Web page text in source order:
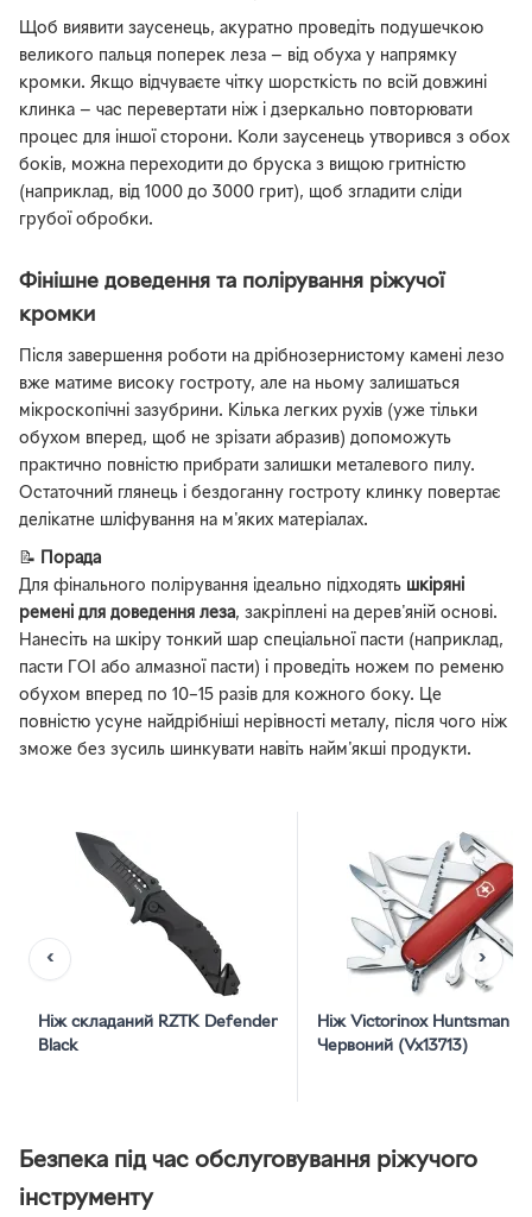
Щоб виявити заусенець, акуратно проведіть подушечкою
великого пальця поперек леза — від обуха у напрямку
кромки. Якщо відчуваєте чітку шорсткість по всій довжині
клинка — час перевертати ніж і дзеркально повторювати
процес для іншої сторони. Коли заусенець утворився з обох
боків, можна переходити до бруска з вищою гритністю
(наприклад, від 1000 до 3000 грит), щоб згладити сліди
грубої обробки.
Фінішне доведення та полірування ріжучої
кромки
Після завершення роботи на дрібнозернистому камені лезо
вже матиме високу гостроту, але на ньому залишаться
мікроскопічні зазубрини. Кілька легких рухів (уже тільки
обухом вперед, щоб не зрізати абразив) допоможуть
практично повністю прибрати залишки металевого пилу.
Остаточний глянець і бездоганну гостроту клинку повертає
делікатне шліфування на м'яких матеріалах.
📝
Порада
Для фінального полірування ідеально підходять шкіряні
ремені для доведення леза, закріплені на дерев'яній основі.
Нанесіть на шкіру тонкий шар спеціальної пасти (наприклад,
пасти ГОІ або алмазної пасти) і проведіть ножем по ременю
обухом вперед по 10–15 разів для кожного боку. Це
повністю усуне найдрібніші нерівності металу, після чого ніж
зможе без зусиль шинкувати навіть найм'якші продукти.
‹
Ніж складаний RZTK Defender
Black
Ніж Victorinox Huntsman
Червоний (Vx13713)
›
Безпека під час обслуговування ріжучого
інструменту